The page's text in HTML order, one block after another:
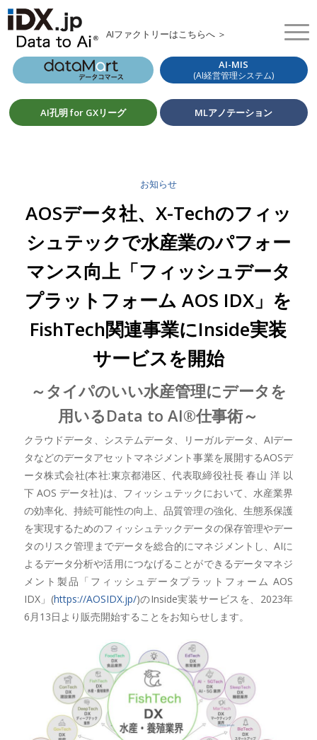
AIファクトリーはこちらへ ＞
AI-MIS
(AI経営管理システム)
AI孔明 for GXリーグ MLアノテーション
お知らせ
AOSデータ社、X-Techのフィッ
シュテックで水産業のパフォー
マンス向上「フィッシュデータ
プラットフォーム AOS IDX」を
FishTech関連事業にInside実装
サービスを開始
～タイパのいい水産管理にデータを
用いるData to AI®仕事術～
クラウドデータ、システムデータ、リーガルデータ、AIデー
タなどのデータアセットマネジメント事業を展開するAOSデ
ータ株式会社(本社:東京都港区、代表取締役社長 春山 洋 以
下 AOS データ社)は、フィッシュテックにおいて、水産業界
の効率化、持続可能性の向上、品質管理の強化、生態系保護
を実現するためのフィッシュテックデータの保存管理やデー
タのリスク管理までデータを総合的にマネジメントし、AIに
よるデータ分析や活用につなげることができるデータマネジ
メント製品「フィッシュデータプラットフォーム AOS
IDX」(https://AOSIDX.jp/)のInside実装サービスを、2023年
6月13日より販売開始することをお知らせします。